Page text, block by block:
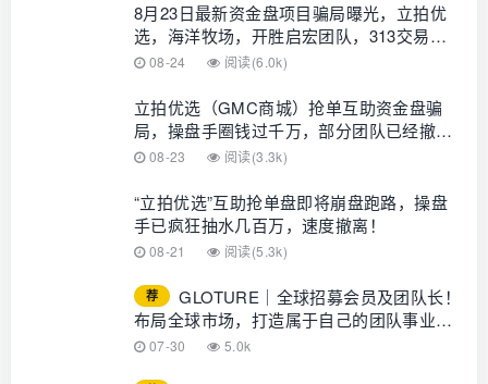
8月23日最新资金盘项目骗局曝光，立拍优
选，海洋牧场，开胜启宏团队，313交易所
随时可能卷钱跑路！
08-24 阅读(6.0k)
立拍优选（GMC商城）抢单互助资金盘骗
局，操盘手圈钱过千万，部分团队已经撤
离，泡沫已大，高度预警，即将崩盘跑路！
08-23 阅读(3.3k)
“立拍优选”互助抢单盘即将崩盘跑路，操盘
手已疯狂抽水几百万，速度撤离！
08-21 阅读(5.3k)
荐
GLOTURE｜全球招募会员及团队长！
布局全球市场，打造属于自己的团队事业，
想增加收入？想打造团队？加入
07-30 5.0k